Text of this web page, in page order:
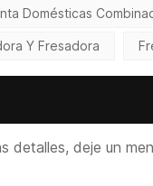
Domésticas
Y Fresadora
deje un